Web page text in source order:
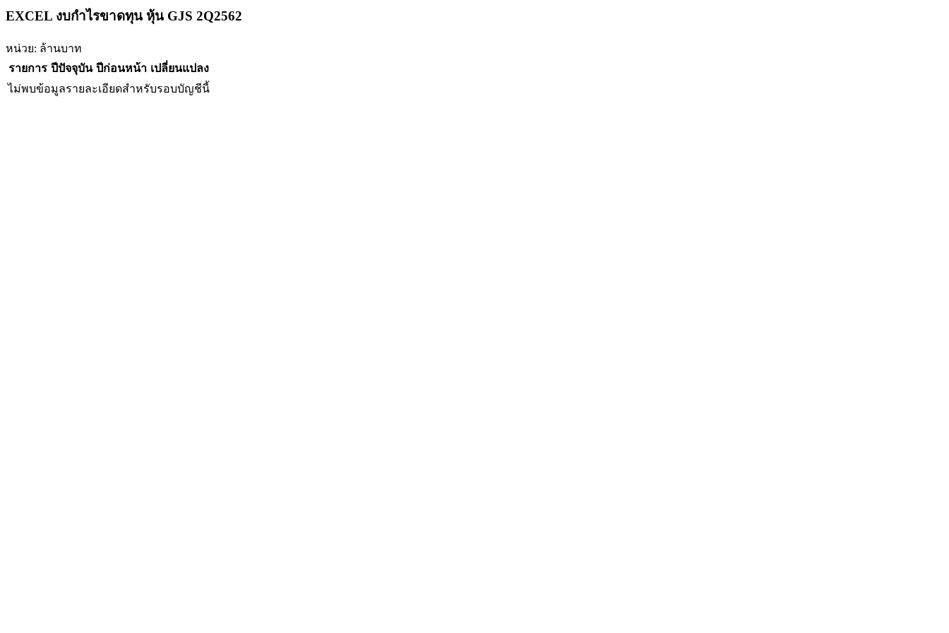
EXCEL งบกำไรขาดทุน หุ้น GJS 2Q2562
หน่วย: ล้านบาท
รายการ ปีปัจจุบัน ปีก่อนหน้า เปลี่ยนแปลง
ไม่พบข้อมูลรายละเอียดสำหรับรอบบัญชีนี้